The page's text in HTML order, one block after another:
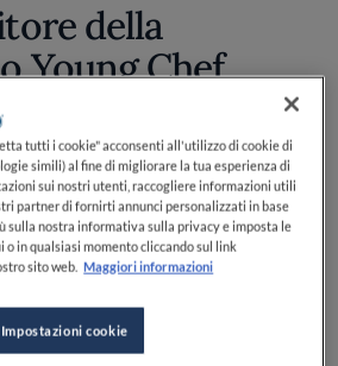
della
Young Chef
2022-
i posti migliori
e bere a
dove lavora e
tutti i cookie" acconsenti all'utilizzo di cookie di
simili) al fine di migliorare la tua esperienza di
sui nostri utenti, raccogliere informazioni utili
partner di fornirti annunci personalizzati in base
sulla nostra informativa sulla privacy e imposta le
o in qualsiasi momento cliccando sul link
sito web. Maggiori informazioni
Impostazioni cookie